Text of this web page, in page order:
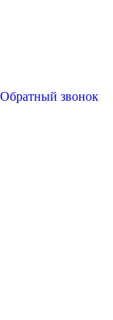
Обратный звонок